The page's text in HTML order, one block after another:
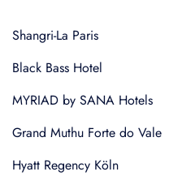
Shangri-La Paris
Black Bass Hotel
MYRIAD by SANA Hotels
Grand Muthu Forte do Vale
Hyatt Regency Köln